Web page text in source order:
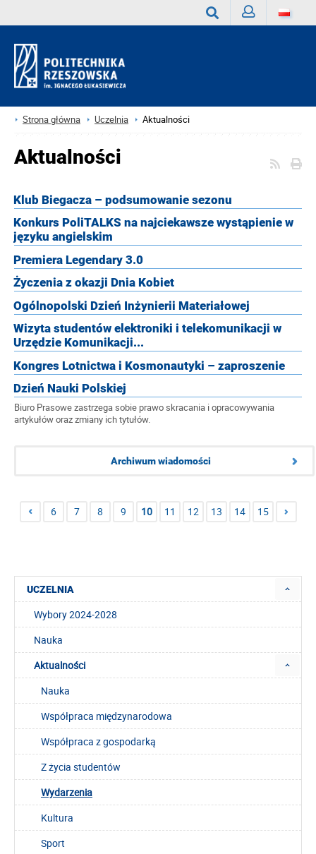
Strona główna Uczelnia Aktualności
Aktualności
Klub Biegacza – podsumowanie sezonu
Konkurs PoliTALKS na najciekawsze wystąpienie w
języku angielskim
Premiera Legendary 3.0
Życzenia z okazji Dnia Kobiet
Ogólnopolski Dzień Inżynierii Materiałowej
Wizyta studentów elektroniki i telekomunikacji w
Urzędzie Komunikacji...
Kongres Lotnictwa i Kosmonautyki – zaproszenie
Dzień Nauki Polskiej
Biuro Prasowe zastrzega sobie prawo skracania i opracowywania
artykułów oraz zmiany ich tytułów.
Archiwum wiadomości
6 7 8 9 10 11 12 13 14 15
UCZELNIA
Wybory 2024-2028
Nauka
Aktualności
Nauka
Współpraca międzynarodowa
Współpraca z gospodarką
Z życia studentów
Wydarzenia
Kultura
Sport